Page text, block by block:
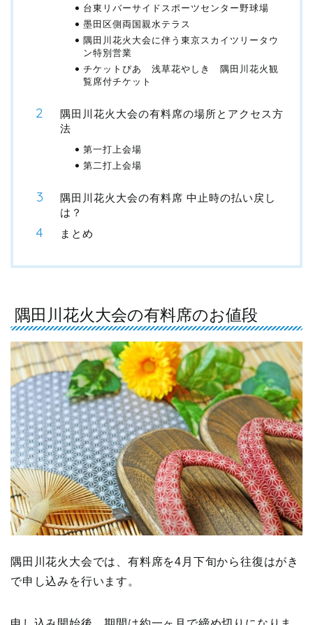
台東リバーサイドスポーツセンター野球場
墨田区側両国親水テラス
隅田川花火大会に伴う東京スカイツリータウ
ン特別営業
チケットぴあ 浅草花やしき 隅田川花火観
覧席付チケット
隅田川花火大会の有料席の場所とアクセス方
法
第一打上会場
第二打上会場
隅田川花火大会の有料席 中止時の払い戻し
は？
まとめ
隅田川花火大会の有料席のお値段
隅田川花火大会では、有料席を4月下旬から往復はがき
で申し込みを行います。